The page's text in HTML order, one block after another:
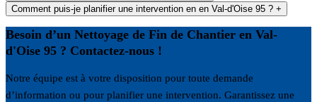
Comment puis-je planifier une intervention en en Val-d'Oise 95 ? +
Besoin d’un Nettoyage de Fin de Chantier en Val-
d'Oise 95 ? Contactez-nous !
Notre équipe est à votre disposition pour toute demande
d’information ou pour planifier une intervention. Garantissez une